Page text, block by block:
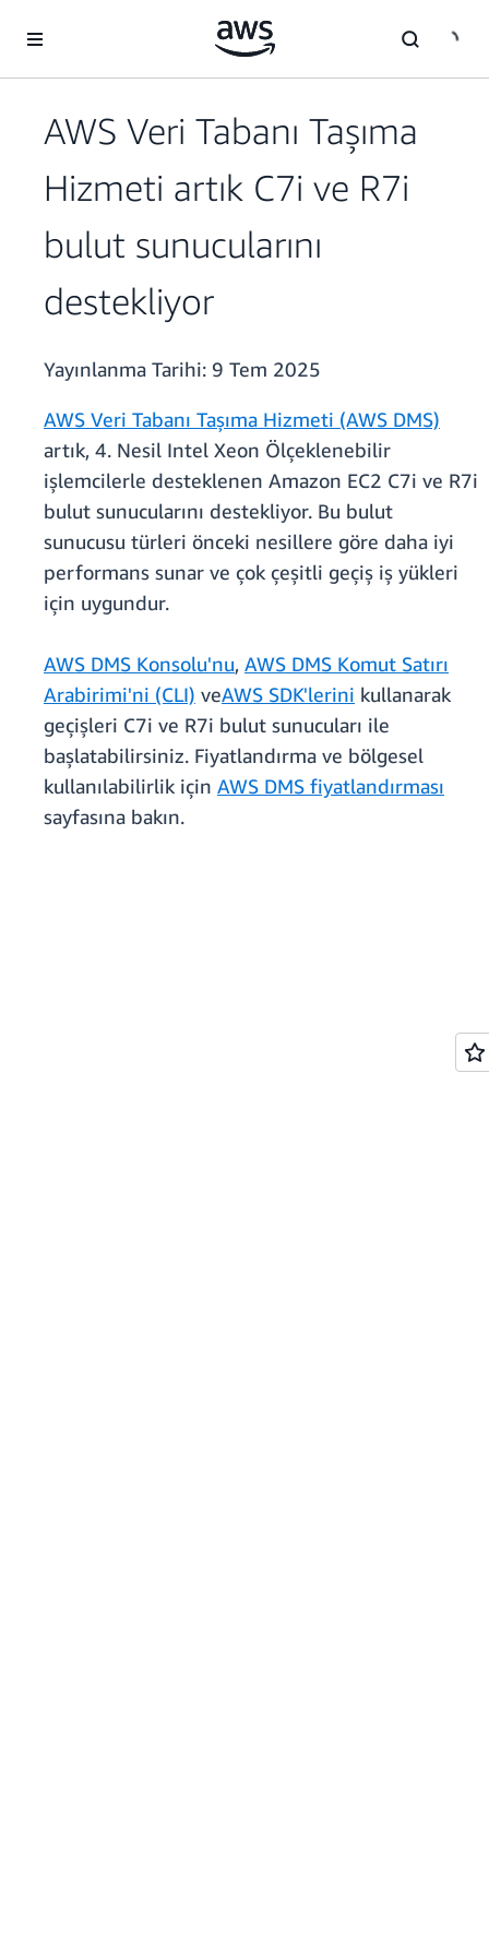
AWS Veri Tabanı Taşıma
Hizmeti artık C7i ve R7i
bulut sunucularını
destekliyor
Yayınlanma Tarihi: 9 Tem 2025
AWS Veri Tabanı Taşıma Hizmeti (AWS DMS)
artık, 4. Nesil Intel Xeon Ölçeklenebilir
işlemcilerle desteklenen Amazon EC2 C7i ve R7i
bulut sunucularını destekliyor. Bu bulut
sunucusu türleri önceki nesillere göre daha iyi
performans sunar ve çok çeşitli geçiş iş yükleri
için uygundur.
AWS DMS Konsolu'nu, AWS DMS Komut Satırı
Arabirimi'ni (CLI) veAWS SDK'lerini kullanarak
geçişleri C7i ve R7i bulut sunucuları ile
başlatabilirsiniz. Fiyatlandırma ve bölgesel
kullanılabilirlik için AWS DMS fiyatlandırması
sayfasına bakın.